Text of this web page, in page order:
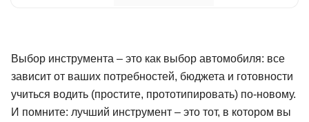
Выбор инструмента – это как выбор автомобиля: все
зависит от ваших потребностей, бюджета и готовности
учиться водить (простите, прототипировать) по-новому.
И помните: лучший инструмент – это тот, в котором вы